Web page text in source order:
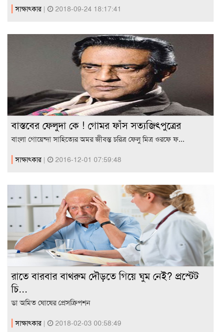
সাক্ষাৎকার | 2018-09-24 18:17:41
বাস্তবের ফেলুদা কে ! গোমর ফাঁস সত্যজিৎপুত্রের
বাংলা গোয়েন্দা সাহিত্যের অমর জীবন্ত চরিত্র ফেলু মিত্র ওরফে ফ...
সাক্ষাৎকার | 2016-12-01 07:59:48
রাতে বারবার বাথরুম দৌড়তে গিয়ে ঘুম নেই? প্রস্টেট
চি...
ডা অমিত ঘোষের প্রেসক্রিপশন
সাক্ষাৎকার | 2018-02-03 00:58:49